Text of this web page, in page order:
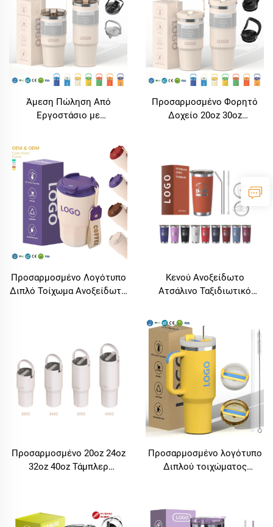
Λαβή
Άμεση Πώληση Από
Εργοστάσιο με
Κενού Μονωμένο Κούπα
Καφέ Ανοξείδωτου Χάλυβα
για Ταξίδι με Λογότυπο
Προσαρμοσμένο Φορητό
Δοχείο 20oz 30oz
Αναδίπλωσης, Μονωμένο
Δοχείο Ταξιδίου για
Αυτοκίνητο, Βαλβίδα Κενού,
Κούπα Καφέ
Προσαρμοσμένο Λογότυπο
Διπλό Τοίχωμα Ανοξείδωτο
Ταξιδιωτικά Φλιτζάνια
Καφέ με Μόνωση Φλιτζάνι
Καφέ
Κενού Ανοξείδωτο
Ατσάλινο Ταξιδιωτικό
Κάλυψη, Προσαρμοσμένο
Προσωπικό Λογότυπο,
Χρώμα Σκόνης Επικάλυψη
Χαλκού, Τάμπλερ
Προσαρμοσμένο 20oz 24oz
32oz 40oz Τάμπλερ
Ταξιδιωτικό Δοχείο με
Προσαρμοσμένο λογότυπο
Διπλού τοιχώματος
1200ml Κούπα αυτοκινήτου
με λαβή Μπολ ποτού 40 oz